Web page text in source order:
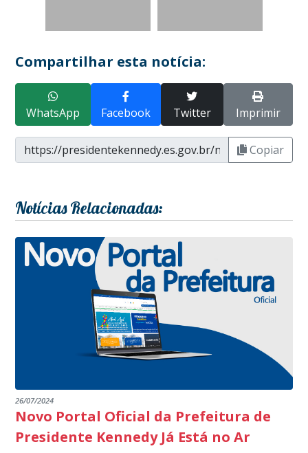
Compartilhar esta notícia:
WhatsApp Facebook Twitter Imprimir
Copiar
Notícias Relacionadas:
26/07/2024
Novo Portal Oficial da Prefeitura de
Presidente Kennedy Já Está no Ar